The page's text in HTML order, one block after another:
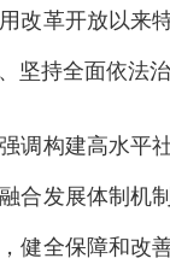
革开放以来
持全面依法
构建高水平
合发展体制机
健全保障和改